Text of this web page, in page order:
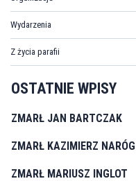
Wydarzenia
Z życia parafii
OSTATNIE WPISY
ZMARŁ JAN BARTCZAK
ZMARŁ KAZIMIERZ NARÓG
ZMARŁ MARIUSZ INGLOT